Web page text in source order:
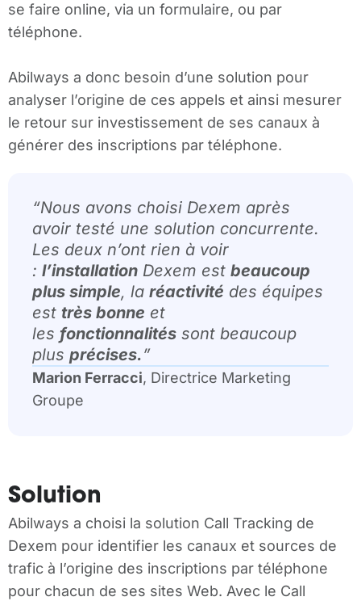
se faire online, via un formulaire, ou par
téléphone.
Abilways a donc besoin d’une solution pour
analyser l’origine de ces appels et ainsi mesurer
le retour sur investissement de ses canaux à
générer des inscriptions par téléphone.
“Nous avons choisi Dexem après
avoir testé une solution concurrente.
Les deux n’ont rien à voir
: l’installation Dexem est beaucoup
plus simple, la réactivité des équipes
est très bonne et
les fonctionnalités sont beaucoup
plus précises.”
Marion Ferracci, Directrice Marketing
Groupe
Solution
Abilways a choisi la solution Call Tracking de
Dexem pour identifier les canaux et sources de
trafic à l’origine des inscriptions par téléphone
pour chacun de ses sites Web. Avec le Call